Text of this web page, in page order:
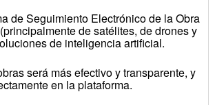
de Seguimiento Electrónico de la Obra
de satélites, de drones y
de inteligencia artificial.
será más efectivo y transparente, y
en la plataforma.